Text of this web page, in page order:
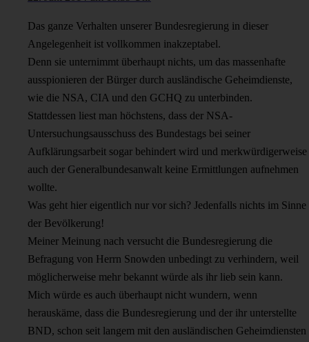
Das ganze Verhalten unserer Bundesregierung in dieser
Angelegenheit ist vollkommen inakzeptabel.
Denn sie unternimmt überhaupt nichts, um das massenhafte
ausspionieren der Bürger durch ausländische Geheimdienste,
wie die NSA, CIA und den GCHQ zu unterbinden.
Stattdessen liest man höchstens, dass der NSA-
Untersuchungsausschuss des Bundestags bei seiner
Aufklärungsarbeit sogar behindert wird und merkwürdigerweise
auch der Generalbundesanwalt keine Ermittlungen aufnehmen
wollte.
Was geht hier eigentlich nur vor sich? Jedenfalls nichts im Sinne
der Bevölkerung!
Meiner Meinung nach versucht die Bundesregierung die
Befragung von Herrn Snowden unbedingt zu verhindern, weil
möglicherweise mehr bekannt würde als ihr lieb sein kann.
Mich würde es auch überhaupt nicht wundern, wenn
herauskäme, dass die Bundesregierung und der ihr unterstellte
BND, schon seit langem mit den ausländischen Geheimdiensten